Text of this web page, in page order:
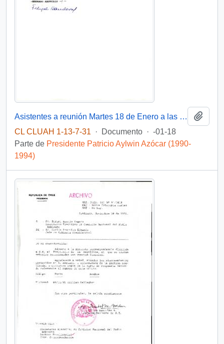
Asistentes a reunión Martes 18 de Enero a las 18 hrs.
CL CLUAH 1-13-7-31
· Documento · -01-18
Parte de Presidente Patricio Aylwin Azócar (1990-
1994)